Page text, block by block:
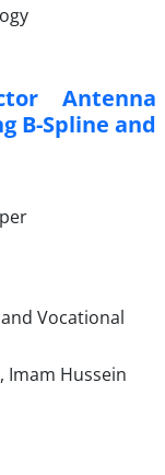
Antenna
B-Spline and
Vocational
Imam Hussein